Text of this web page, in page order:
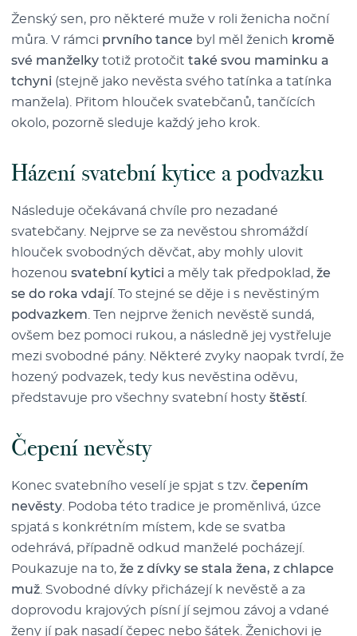
Ženský sen, pro některé muže v roli ženicha noční
můra. V rámci prvního tance byl měl ženich kromě
své manželky totiž protočit také svou maminku a
tchyni (stejně jako nevěsta svého tatínka a tatínka
manžela). Přitom hlouček svatebčanů, tančících
okolo, pozorně sleduje každý jeho krok.
Házení svatební kytice a podvazku
Následuje očekávaná chvíle pro nezadané
svatebčany. Nejprve se za nevěstou shromáždí
hlouček svobodných děvčat, aby mohly ulovit
hozenou svatební kytici a měly tak předpoklad, že
se do roka vdají. To stejné se děje i s nevěstiným
podvazkem. Ten nejprve ženich nevěstě sundá,
ovšem bez pomoci rukou, a následně jej vystřeluje
mezi svobodné pány. Některé zvyky naopak tvrdí, že
hozený podvazek, tedy kus nevěstina oděvu,
představuje pro všechny svatební hosty štěstí.
Čepení nevěsty
Konec svatebního veselí je spjat s tzv. čepením
nevěsty. Podoba této tradice je proměnlivá, úzce
spjatá s konkrétním místem, kde se svatba
odehrává, případně odkud manželé pocházejí.
Poukazuje na to, že z dívky se stala žena, z chlapce
muž. Svobodné dívky přicházejí k nevěstě a za
doprovodu krajových písní jí sejmou závoj a vdané
ženy jí pak nasadí čepec nebo šátek. Ženichovi je